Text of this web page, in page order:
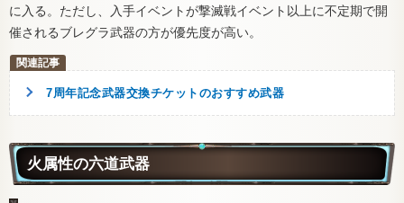
に入る。ただし、入手イベントが撃滅戦イベント以上に不定期で開
催されるブレグラ武器の方が優先度が高い。
7周年記念武器交換チケットのおすすめ武器
火属性の六道武器